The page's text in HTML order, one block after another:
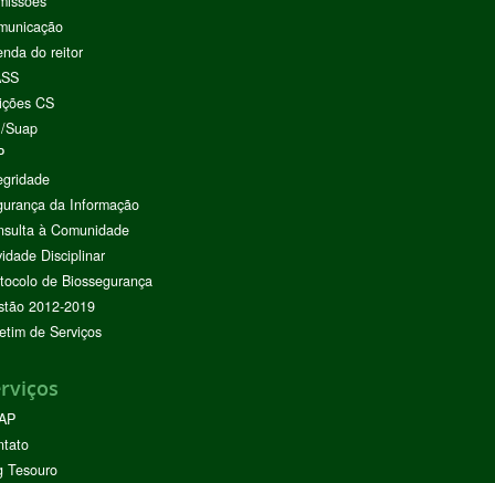
do reitor
CS
Suap
da Informação
à Comunidade
Disciplinar
de Biossegurança
2012-2019
de Serviços
Tesouro